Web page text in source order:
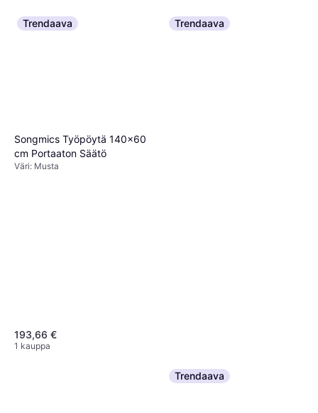
Trendaava
Songmics Työpöytä 140x60
cm Portaaton Säätö
Väri: Musta
193,66 €
1 kauppa
Trendaava
Trendaava